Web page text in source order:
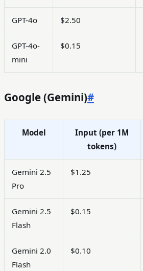
GPT-4o $2.50
GPT-4o-
mini
$0.15
Google (Gemini)#
Model
Input (per 1M
tokens)
Gemini 2.5
Pro
$1.25
Gemini 2.5
Flash
$0.15
Gemini 2.0
Flash
$0.10